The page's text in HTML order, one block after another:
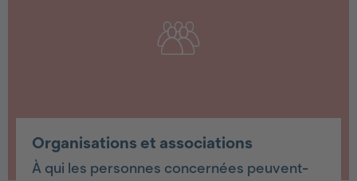
Organisations et associations
À qui les personnes concernées peuvent-